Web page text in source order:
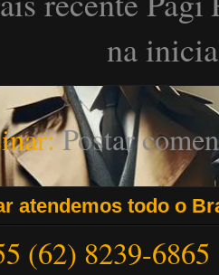
na
Postar
atendemos todo o
(62) 8239-6865